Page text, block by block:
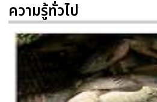
ความรู้ทั่วไป